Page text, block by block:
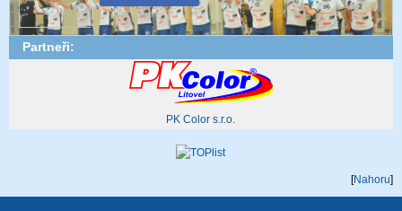
Partneři:
PK Color s.r.o.
[Nahoru]